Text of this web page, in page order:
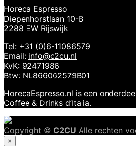
Horeca Espresso
Diepenhorstlaan 10-B
2288 EW Rijswijk
Tel: +31 (0)6-11086579
Email: info@c2cu.nl
KvK: 92471986
Btw: NL866062579B01
HorecaEspresso.nl is een
Coffee & Drinks d’Italia.
Copyright © C2CU Alle rechten
×